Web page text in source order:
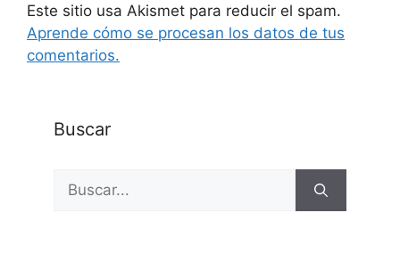
Este sitio usa Akismet para reducir el spam.
Aprende cómo se procesan los datos de tus
comentarios.
Buscar
Buscar: